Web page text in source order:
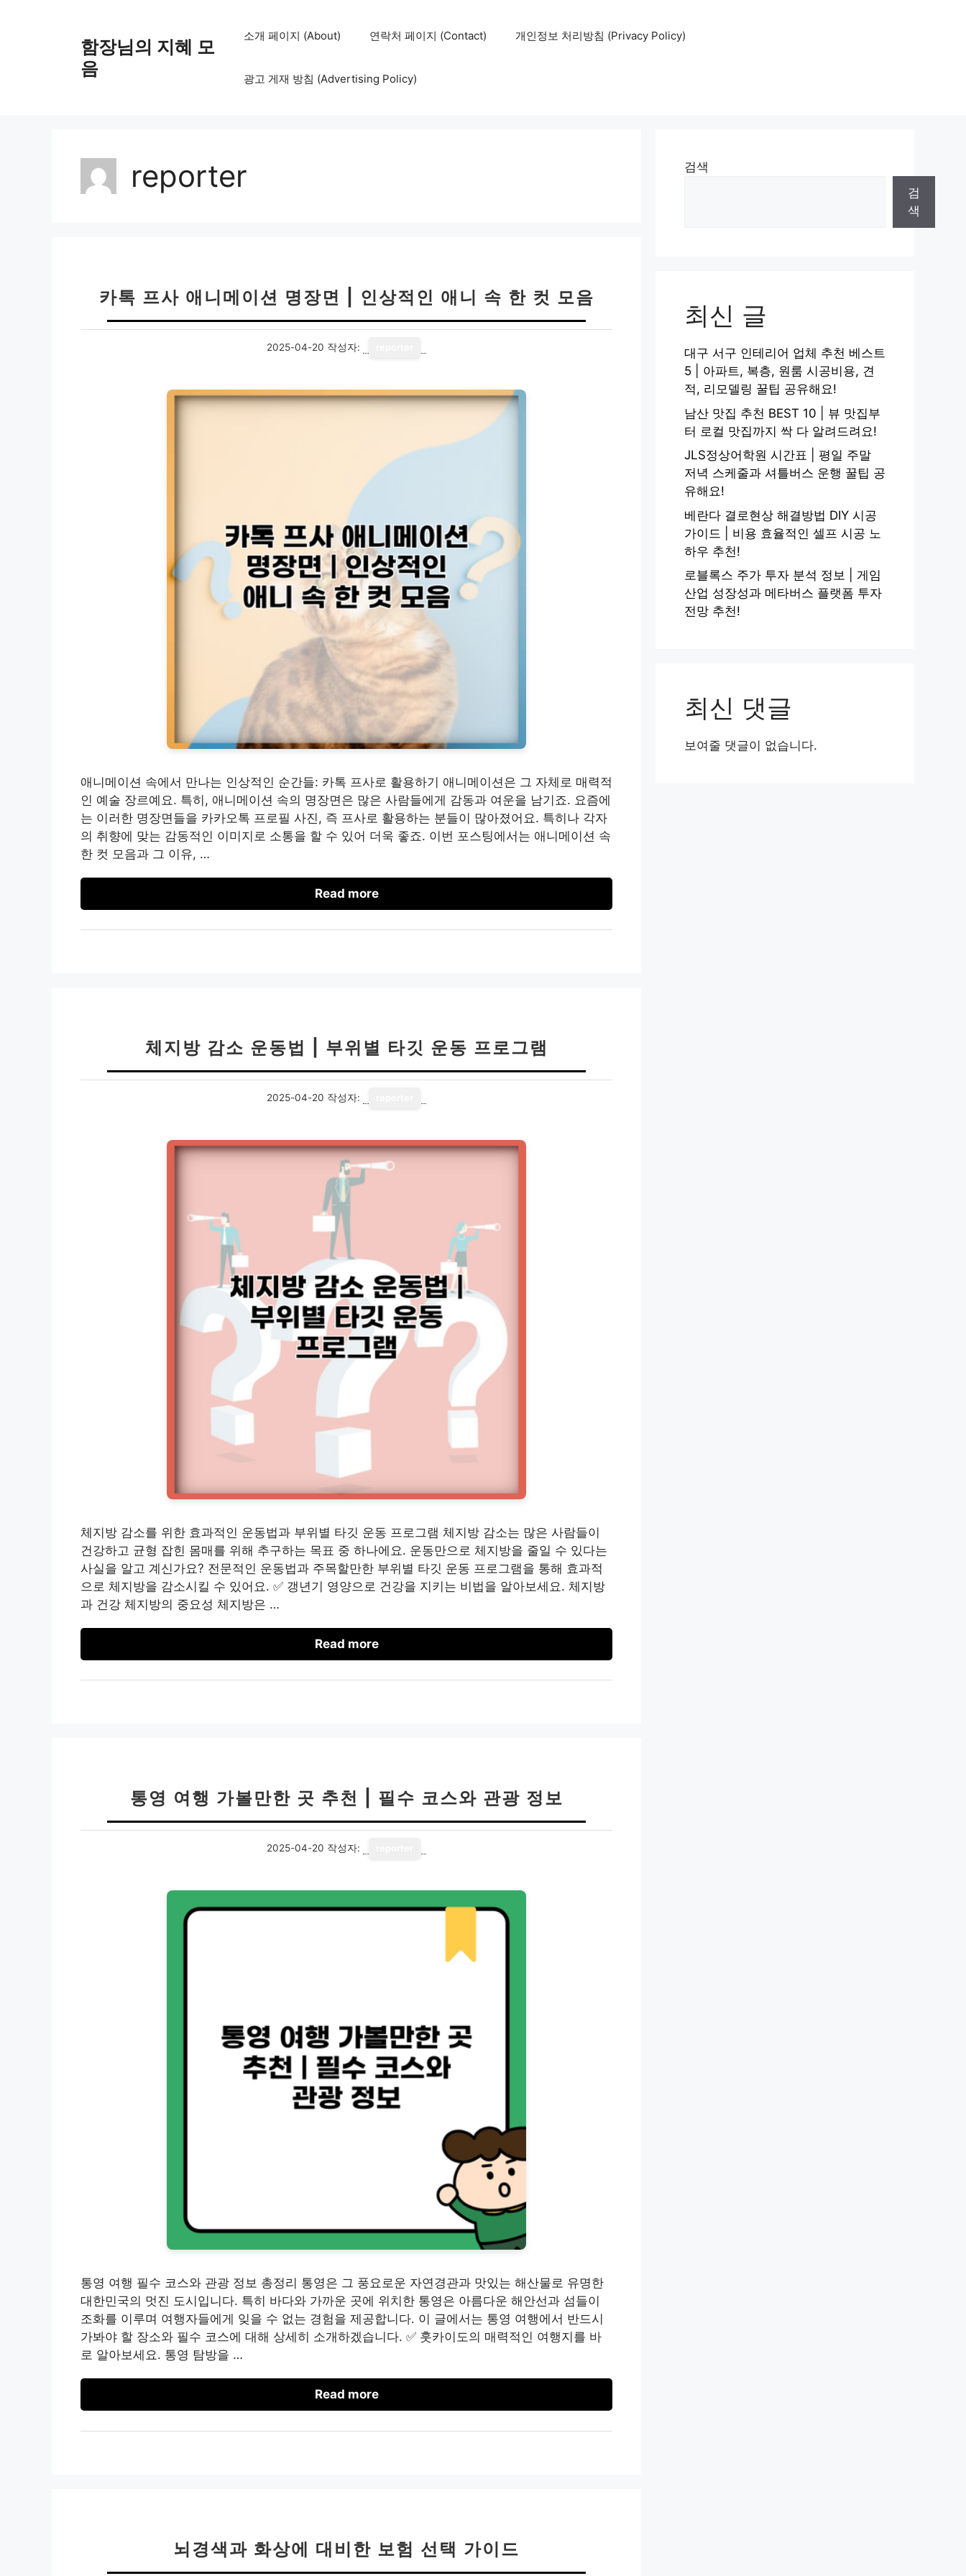
함장님의 지혜 모
음
소개 페이지 (About) 연락처 페이지 (Contact) 개인정보 처리방침 (Privacy Policy)
광고 게재 방침 (Advertising Policy)
reporter
카톡 프사 애니메이션 명장면 | 인상적인 애니 속 한 컷 모음
2025-04-20 작성자:
애니메이션 속에서 만나는 인상적인 순간들: 카톡 프사로 활용하기 애니메이션은 그 자체로 매력적
인 예술 장르예요. 특히, 애니메이션 속의 명장면은 많은 사람들에게 감동과 여운을 남기죠. 요즘에
는 이러한 명장면들을 카카오톡 프로필 사진, 즉 프사로 활용하는 분들이 많아졌어요. 특히나 각자
의 취향에 맞는 감동적인 이미지로 소통을 할 수 있어 더욱 좋죠. 이번 포스팅에서는 애니메이션 속
한 컷 모음과 그 이유, …
Read more
체지방 감소 운동법 | 부위별 타깃 운동 프로그램
2025-04-20 작성자:
체지방 감소를 위한 효과적인 운동법과 부위별 타깃 운동 프로그램 체지방 감소는 많은 사람들이
건강하고 균형 잡힌 몸매를 위해 추구하는 목표 중 하나에요. 운동만으로 체지방을 줄일 수 있다는
사실을 알고 계신가요? 전문적인 운동법과 주목할만한 부위별 타깃 운동 프로그램을 통해 효과적
으로 체지방을 감소시킬 수 있어요. ✅ 갱년기 영양으로 건강을 지키는 비법을 알아보세요. 체지방
과 건강 체지방의 중요성 체지방은 …
Read more
통영 여행 가볼만한 곳 추천 | 필수 코스와 관광 정보
2025-04-20 작성자:
통영 여행 필수 코스와 관광 정보 총정리 통영은 그 풍요로운 자연경관과 맛있는 해산물로 유명한
대한민국의 멋진 도시입니다. 특히 바다와 가까운 곳에 위치한 통영은 아름다운 해안선과 섬들이
조화를 이루며 여행자들에게 잊을 수 없는 경험을 제공합니다. 이 글에서는 통영 여행에서 반드시
가봐야 할 장소와 필수 코스에 대해 상세히 소개하겠습니다. ✅ 훗카이도의 매력적인 여행지를 바
로 알아보세요. 통영 탐방을 …
Read more
뇌경색과 화상에 대비한 보험 선택 가이드
검색
검
색
최신 글
대구 서구 인테리어 업체 추천 베스트
5 | 아파트, 복층, 원룸 시공비용, 견
적, 리모델링 꿀팁 공유해요!
남산 맛집 추천 BEST 10 | 뷰 맛집부
터 로컬 맛집까지 싹 다 알려드려요!
JLS정상어학원 시간표 | 평일 주말
저녁 스케줄과 셔틀버스 운행 꿀팁 공
유해요!
베란다 결로현상 해결방법 DIY 시공
가이드 | 비용 효율적인 셀프 시공 노
하우 추천!
로블록스 주가 투자 분석 정보 | 게임
산업 성장성과 메타버스 플랫폼 투자
전망 추천!
최신 댓글
보여줄 댓글이 없습니다.